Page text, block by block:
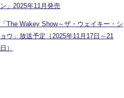
ン」2025年11月発売
「The Wakey Show～ザ・ウェイキー・シ
ョウ」放送予定（2025年11月17日～21
日）